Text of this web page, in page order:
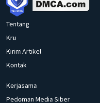
Tentang
Kru
Kirim Artikel
Kontak
Kerjasama
Pedoman Media Siber